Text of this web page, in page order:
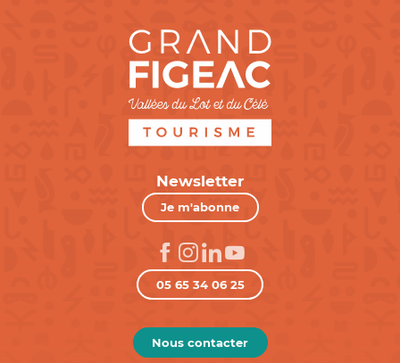
Newsletter
Je m'abonne
05 65 34 06 25
Nous contacter